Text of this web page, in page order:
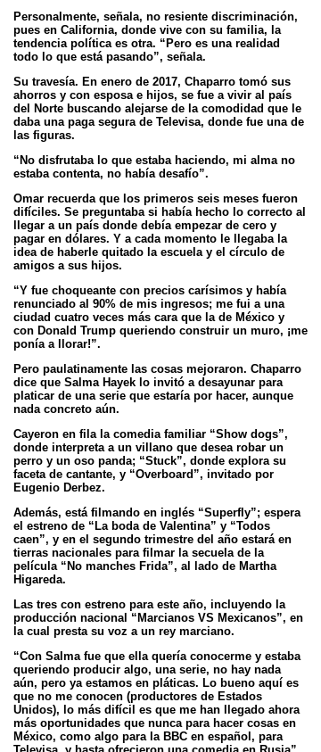
Personalmente, señala, no resiente discriminación,
pues en California, donde vive con su familia, la
tendencia política es otra. “Pero es una realidad
todo lo que está pasando”, señala.
Su travesía. En enero de 2017, Chaparro tomó sus
ahorros y con esposa e hijos, se fue a vivir al país
del Norte buscando alejarse de la comodidad que le
daba una paga segura de Televisa, donde fue una de
las figuras.
“No disfrutaba lo que estaba haciendo, mi alma no
estaba contenta, no había desafío”.
Omar recuerda que los primeros seis meses fueron
difíciles. Se preguntaba si había hecho lo correcto al
llegar a un país donde debía empezar de cero y
pagar en dólares. Y a cada momento le llegaba la
idea de haberle quitado la escuela y el círculo de
amigos a sus hijos.
“Y fue choqueante con precios carísimos y había
renunciado al 90% de mis ingresos; me fui a una
ciudad cuatro veces más cara que la de México y
con Donald Trump queriendo construir un muro, ¡me
ponía a llorar!”.
Pero paulatinamente las cosas mejoraron. Chaparro
dice que Salma Hayek lo invitó a desayunar para
platicar de una serie que estaría por hacer, aunque
nada concreto aún.
Cayeron en fila la comedia familiar “Show dogs”,
donde interpreta a un villano que desea robar un
perro y un oso panda; “Stuck”, donde explora su
faceta de cantante, y “Overboard”, invitado por
Eugenio Derbez.
Además, está filmando en inglés “Superfly”; espera
el estreno de “La boda de Valentina” y “Todos
caen”, y en el segundo trimestre del año estará en
tierras nacionales para filmar la secuela de la
película “No manches Frida”, al lado de Martha
Higareda.
Las tres con estreno para este año, incluyendo la
producción nacional “Marcianos VS Mexicanos”, en
la cual presta su voz a un rey marciano.
“Con Salma fue que ella quería conocerme y estaba
queriendo producir algo, una serie, no hay nada
aún, pero ya estamos en pláticas. Lo bueno aquí es
que no me conocen (productores de Estados
Unidos), lo más difícil es que me han llegado ahora
más oportunidades que nunca para hacer cosas en
México, como algo para la BBC en español, para